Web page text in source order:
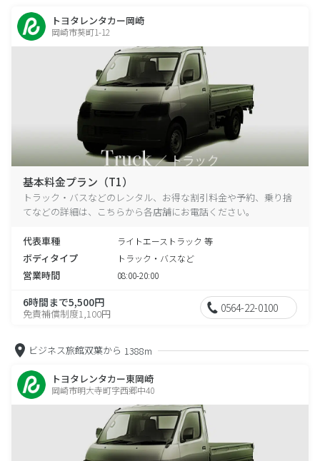
トヨタレンタカー岡崎
岡崎市葵町1-12
基本料金プラン（T1）
トラック・バスなどのレンタル、お得な割引料金や予約、乗り捨
てなどの詳細は、こちらから各店舗にお電話ください。
代表車種 ライトエーストラック 等
ボディタイプ トラック・バスなど
営業時間 08:00-20:00
6時間まで5,500円
免責補償制度1,100円 0564-22-0100
ビジネス旅館双葉から 1388m
トヨタレンタカー東岡崎
岡崎市明大寺町字西郷中40